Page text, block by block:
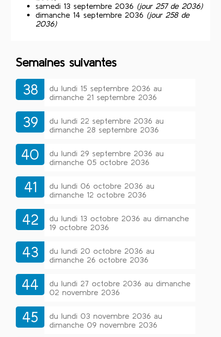
samedi 13 septembre 2036 (jour 257 de 2036)
dimanche 14 septembre 2036 (jour 258 de
2036)
Semaines suivantes
38
du lundi 15 septembre 2036 au
dimanche 21 septembre 2036
39
du lundi 22 septembre 2036 au
dimanche 28 septembre 2036
40
du lundi 29 septembre 2036 au
dimanche 05 octobre 2036
41
du lundi 06 octobre 2036 au
dimanche 12 octobre 2036
42
du lundi 13 octobre 2036 au dimanche
19 octobre 2036
43
du lundi 20 octobre 2036 au
dimanche 26 octobre 2036
44
du lundi 27 octobre 2036 au dimanche
02 novembre 2036
45
du lundi 03 novembre 2036 au
dimanche 09 novembre 2036